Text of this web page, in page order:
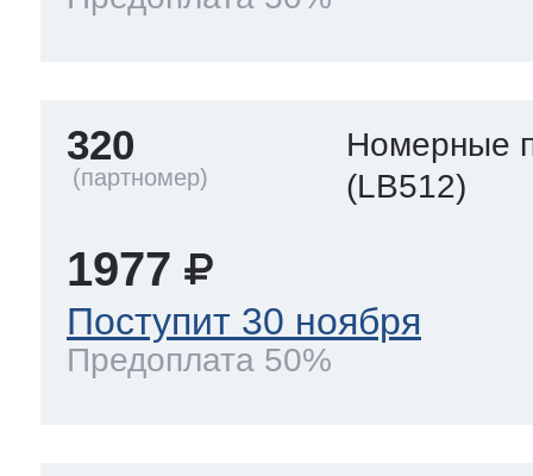
320
Номерные
(LB512)
1977
Поступит 30 ноября
Предоплата 50%